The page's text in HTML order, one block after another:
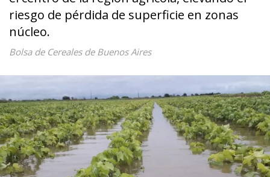
riesgo de pérdida de superficie en zonas
núcleo.
Bolsa de Cereales de Buenos Aires